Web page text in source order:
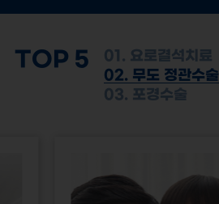
TOP 5
01. 요로결석치료
02. 무도 정관수술
03. 포경수술